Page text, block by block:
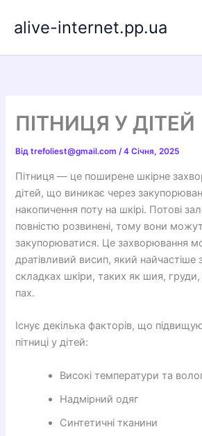
alive-internet.pp.ua
ПІТНИЦЯ У ДІТЕЙ
Відtrefoliest@gmail.com/4 Січня, 2025
Пітниця — це поширене шкірне
дітей, що виникає через
накопичення поту на шкірі. Потові
повністю розвинені, тому вони
закупорюватися. Це захворювання
дратівливий висип, який найчастіше
складках шкіри, таких як шия, груди,
пах.
Існує декілька факторів, що
пітниці у дітей:
Високі температури та
Надмірний одяг
Синтетичні тканини